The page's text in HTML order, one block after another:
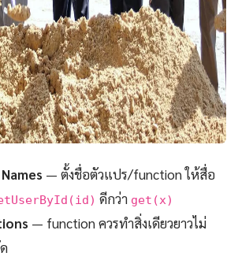
— ตั้งชื่อตัวแปร/function ให้สื่อ
ดีกว่า get(x)
— function ควรทำสิ่งเดียวยาวไม่